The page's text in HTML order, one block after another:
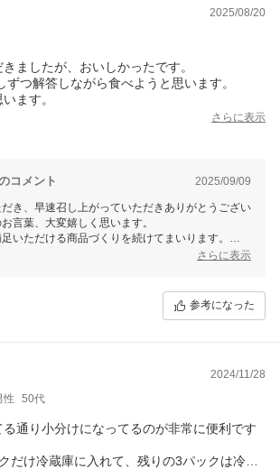
2025/08/20
ましたが、おいしかったです。
ずつ解答しながら食べようと思います。
ます。
さらに表示
コメント 2025/09/09
き、早速召し上がっていただきありがとうござい
言葉、大変嬉しく思います。
いただける商品づくりを続けてまいります。
さらに表示
参考になった
2024/11/28
性 50代
る通り小分けになってるのが非常に便利です
だけ冷蔵庫に入れて、残りの3パックは冷凍